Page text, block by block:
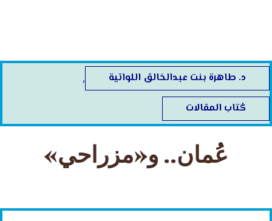
د. طاهرة بنت عبدالخالق اللواتية ,
كُتاب المقالات
عُمان.. و«مزراحي»